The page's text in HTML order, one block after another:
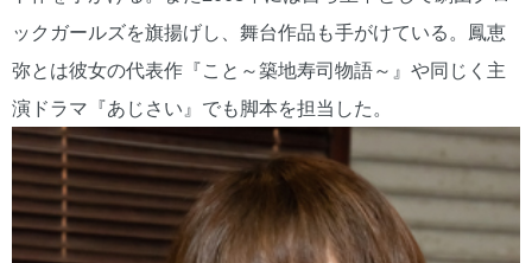
ックガールズを旗揚げし、舞台作品も手がけている。鳳恵
弥とは彼女の代表作『こと～築地寿司物語～』や同じく主
演ドラマ『あじさい』でも脚本を担当した。